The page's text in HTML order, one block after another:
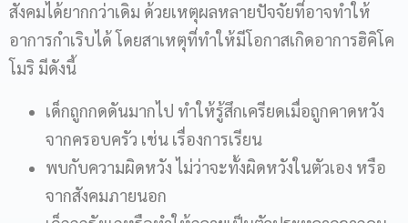
สังคมได้ยากกว่าเดิม ด้วยเหตุผลหลายปัจจัยที่อาจทำให้
อาการกำเริบได้ โดยสาเหตุที่ทำให้มีโอกาสเกิดอาการฮิคิโค
โมริ มีดังนี้
เด็กถูกกดดันมากไป ทำให้รู้สึกเครียดเมื่อถูกคาดหวัง
จากครอบครัว เช่น เรื่องการเรียน
พบกับความผิดหวัง ไม่ว่าจะทั้งผิดหวังในตัวเอง หรือ
จากสังคมภายนอก